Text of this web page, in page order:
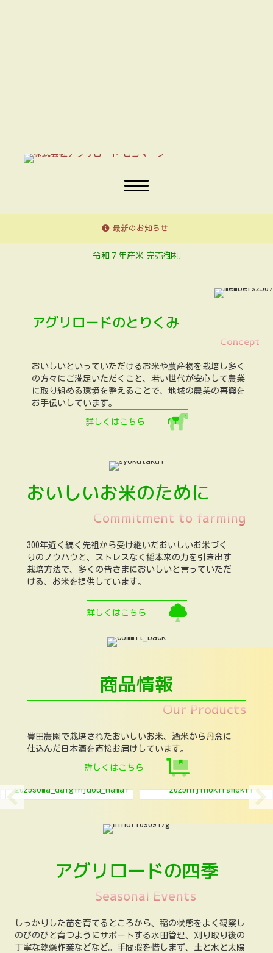
最新のお知らせ
令和７年産米 完売御礼
令和７年産米 完売御礼
令和７年産米 完売御礼
アグリロードのとりくみ
Concept
おいしいといっていただけるお米や農産物を栽培し多く
の方々にご満足いただくこと、若い世代が安心して農業
に取り組める環境を整えることで、地域の農業の再興を
お手伝いしています。
詳しくはこちら
おいしいお米のために
Commitment to farming
300年近く続く先祖から受け継いだおいしいお米づく
りのノウハウと、ストレスなく稲本来の力を引き出す
栽培方法で、多くの皆さまにおいしいと言っていただ
ける、お米を提供しています。
詳しくはこちら
商品情報
Our Products
豊田農園で栽培されたおいしいお米、酒米から丹念に
仕込んだ日本酒を直接お届けしています。
詳しくはこちら
アグリロードの四季
Seasonal Events
しっかりした苗を育てるところから、稲の状態をよく観察し
のびのびと育つようにサポートする水田管理、刈り取り後の
丁寧な乾燥作業などなど。手間暇を惜しまず、土と水と太陽